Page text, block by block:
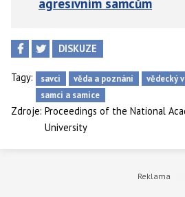
DISKUZE
Tagy: savci věda a poznání vědecký
samci a samice
Zdroje: Proceedings of the National
University